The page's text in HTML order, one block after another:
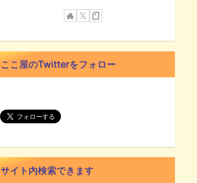
ここ屋のTwitterをフォロー
サイト内検索できます